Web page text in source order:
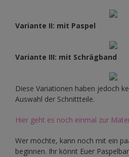
Variante II: mit Paspel
Variante III: mit Schrägband
Diese Variationen haben jedoch
Auswahl der Schnittteile.
Hier geht es noch einmal zur
Wer möchte, kann noch mit ein
beginnen. Ihr könnt Euer